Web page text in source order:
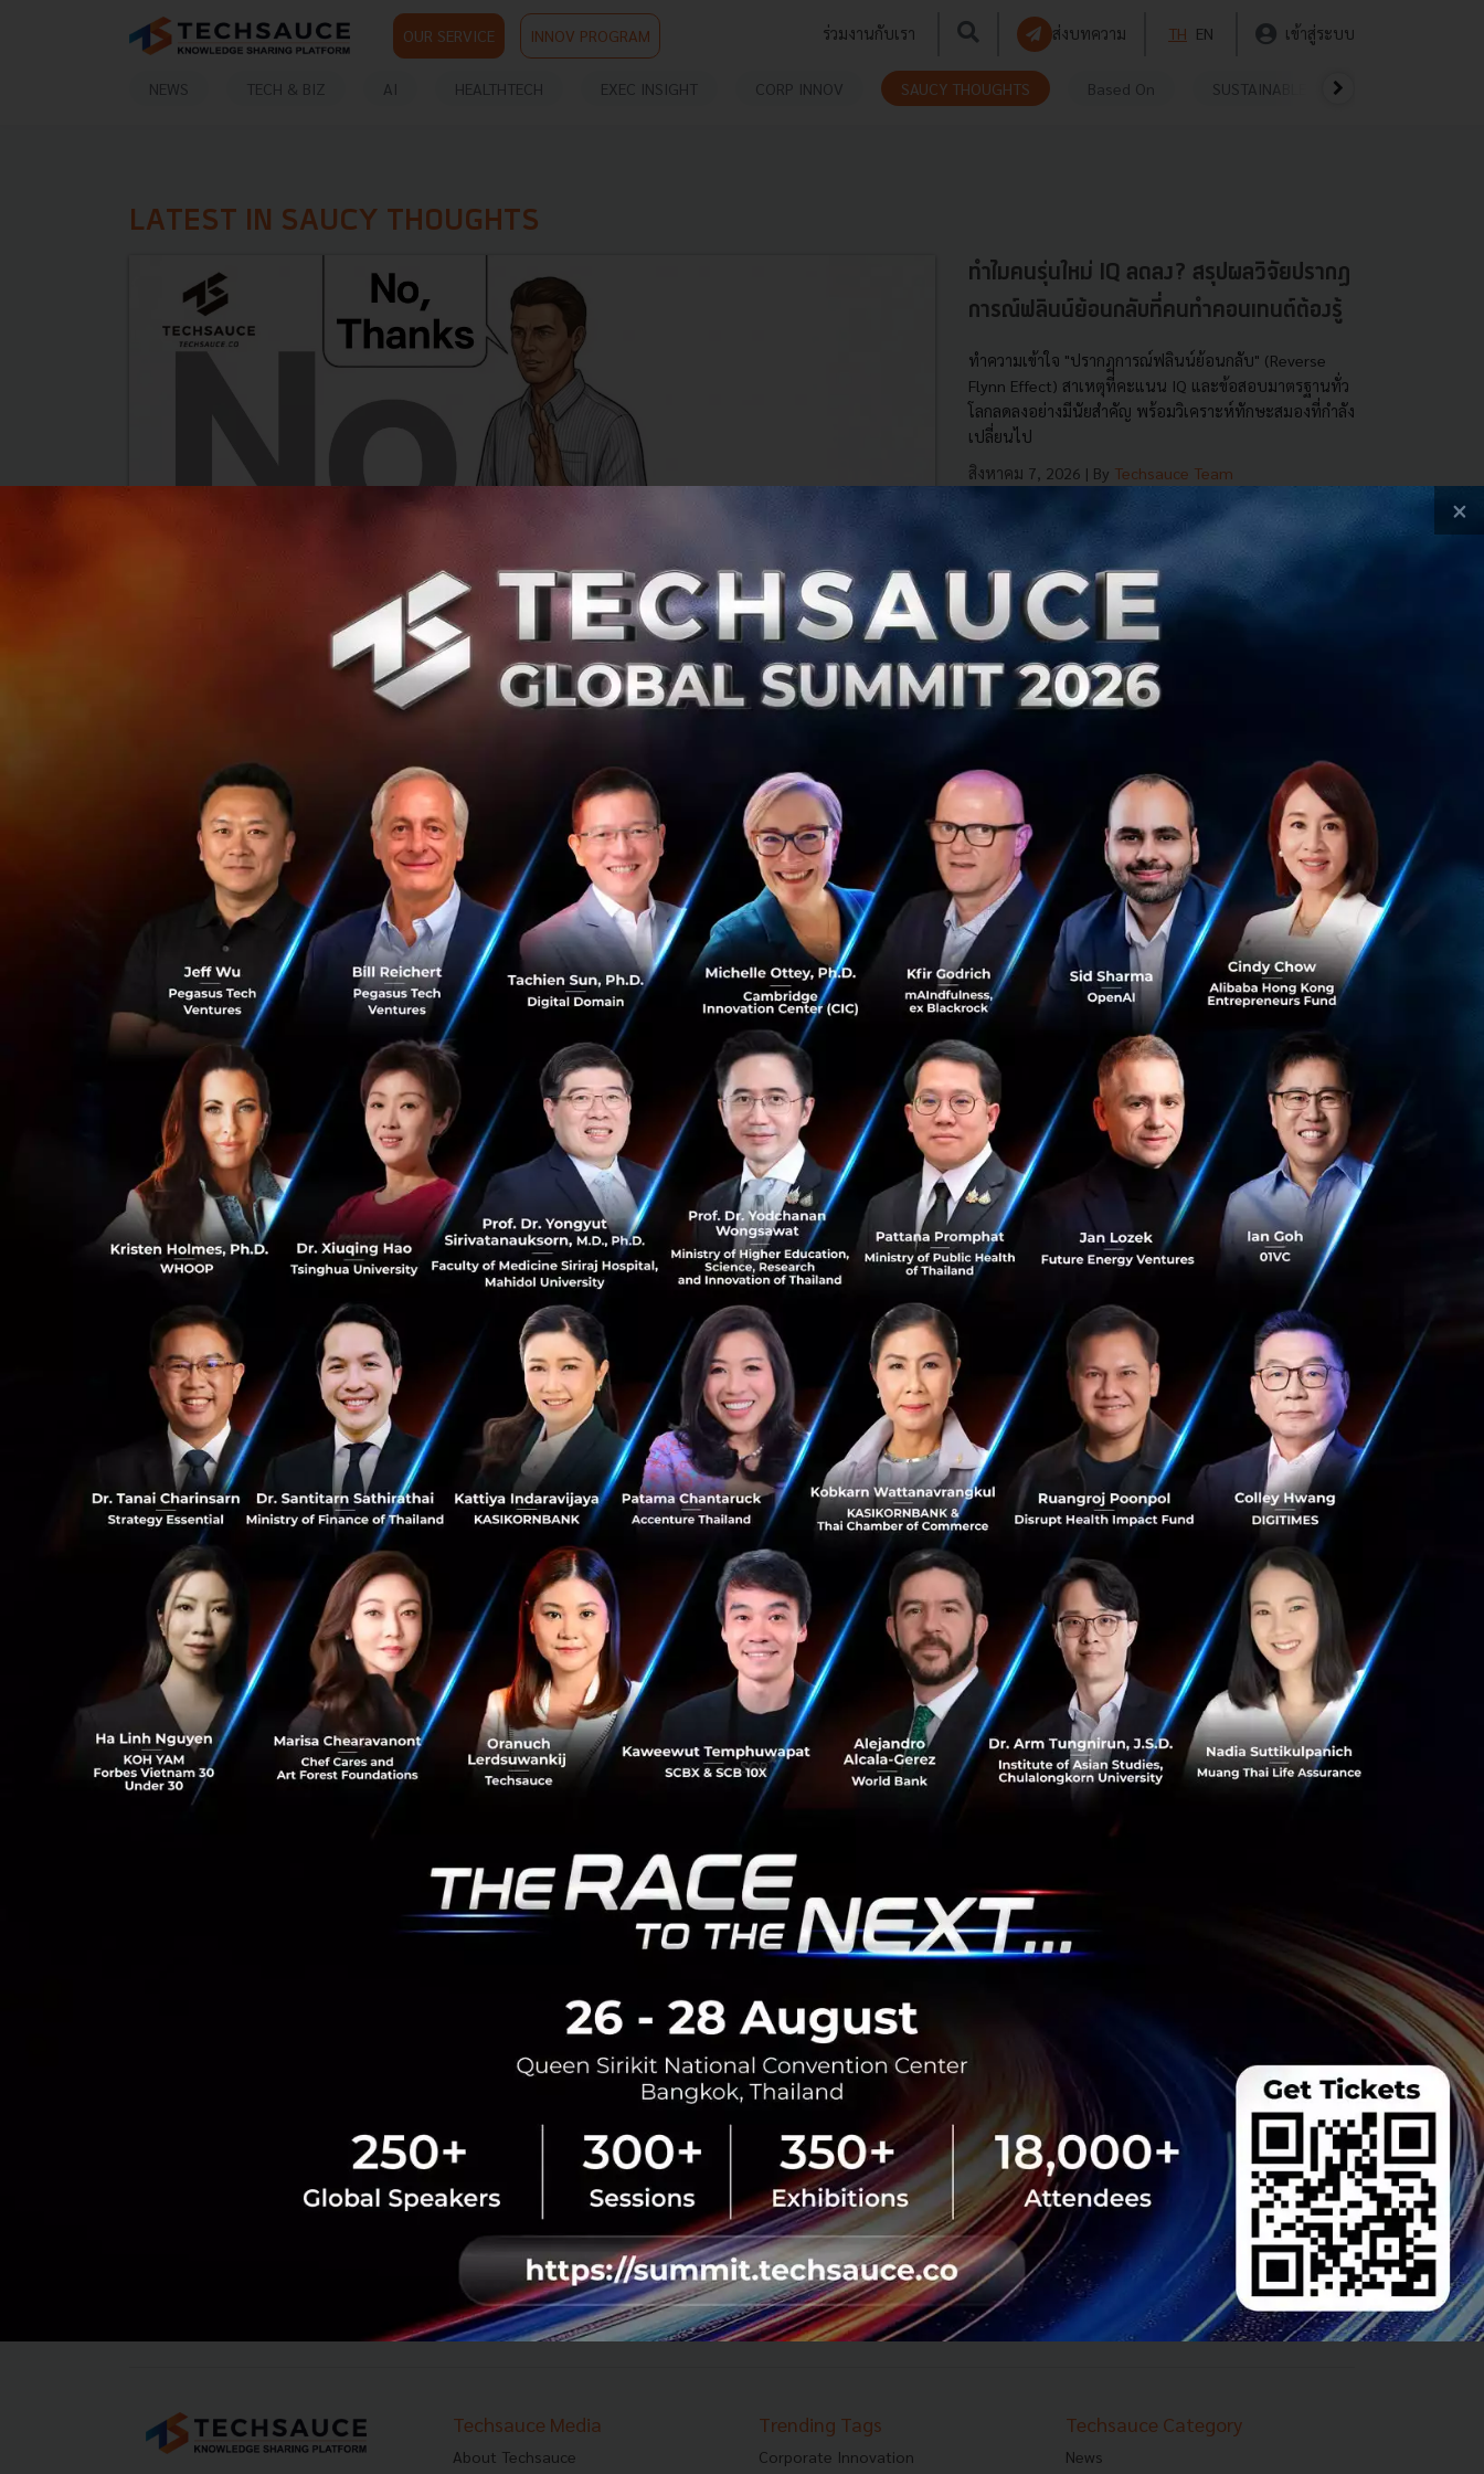
OUR SERVICE INNOV PROGRAM ร่วมงานกับเรา ส่งบทความ TH EN เข้าสู่ระบบ
NEWS TECH & BIZ AI HEALTHTECH EXEC INSIGHT CORP INNOV SAUCY THOUGHTS Based On SUSTAINABLE
LATEST IN SAUCY THOUGHTS
ทำไมคนรุ่นใหม่ IQ ลดลง? สรุปผลวิจัยปรากฏ
การณ์ฟลินน์ย้อนกลับที่คนทำคอนเทนต์ต้องรู้
ทำความเข้าใจ "ปรากฏการณ์ฟลินน์ย้อนกลับ" (Reverse
Flynn Effect) สาเหตุที่คะแนน IQ และข้อสอบมาตรฐานทั่ว
โลกลดลงอย่างมีนัยสำคัญ พร้อมวิเคราะห์ทักษะสมองที่กำลัง
เปลี่ยนไป
สิงหาคม 7, 2026 | By Techsauce Team
ถอดบทเรียนจาก AIS องค์กรใหญ่กับคนรุ่นใหม่ และ
การสร้างวัฒนธรรมนวัตกรรม
ในยุคสมัยที่การปรับตัวด้วยความเร็ว และการสร้างนวัตกรรม
เป็นสองปัจจัยที่มาควบคู่กันเพื่อสอดรับกับกระแส Disruption
ที่พลิกเปลี่ยนทุกอย่างไปด้วยความเร็วสูง สิ่งที่น่าสนใจคือบร
รดาองค์ก...
ตุลาคม 31, 2018
woranat
Saucy Thoughts AIS Corporate Innovation
โอกาส startup กับการระดมทุนผ่าน ICO ยังมีอยู่จริง
ไหม? ผ่านมุมมองหมู ณัฐวุฒิ แห่ง SIX Network
หากพูดถึงผู้คร่ำหวอดในวงการ Startup ไทย ปฏิเสธไม่ได้ว่า
ชื่อของคุณณัฐวุฒิ พึงเจริญพงศ์ หรือคุณหมู จะต้องได้รับการ
พูดถึงแน่นอน ทั้งบทบาทของ Founder ของ Startup และผู้
จัดการกองทุน 500...
1
Saucy Thoughts ICO Startup SIX Network
ศึกชิง Talent ในต่างแดนขององค์กรไทย กับการ
ขาดแคลนบุคลากรในยุค Disruption
ความท้าทายสำคัญขององค์กรใหญ่ในยุค Disruption นั้น ไม่ได้
มีเพียงแค่กลยุทธ์การแข่งขันระหว่างภาคธุรกิจเดียวกันเอง หรือ
กับผู้เล่นที่มาจากภาคธุรกิจอื่น แต่รวมไปถึงความท้าทายที่เป็น
ต้นน้...
ตุลาคม 8, 2018
mimee
1k
Saucy Thoughts SCG KBTG KBank
ฮ่องกงกับความพร้อมของเทคโนโลยี ที่ทำให้ ‘ไต้ฝุ่น
มังคุด’ ไม่ใช่เรื่องหนัก
หากใครได้เห็นคลิปวีดีโอ หรือติดตามข่าวสถาณการณ์ ‘พายุ
ไต้ฝุ่นมังคุด’ ที่เกิดขึ้นที่ฮ่องกงในสัปดาห์ก่อนนี้ ก็อาจจะรู้สึกถึง
กันยายน 27, 2018| By Arocha Phurmtaveepol
4
hongkong Mobile App My Observatory
เปิดอกคุยเจาะตรงประเด็น ความท้าทาย โอกาสอยู่รอด
ของ Startup ไทย กับ ไผท ผดุงถิ่น
พึ่งได้รับรางวัลกันไปสดๆ ร้อนๆ ไม่นานนี้กับรางวัล Digital
Startup of The Year 2018 ไม่ใช่ใครอื่นกับ Startup รุ่นแรกๆ
ของไทยอย่างบริษัท Builk One Group นำโดย ไผท ผดุงถิ่น,
Co-Foun...
Saucy Thoughts builk Startup Ecosystem
111 112 113 114 ... 120 121 ›
Techsauce Media
About Techsauce
Trending Tags
Corporate Innovation
Techsauce Category
News
×